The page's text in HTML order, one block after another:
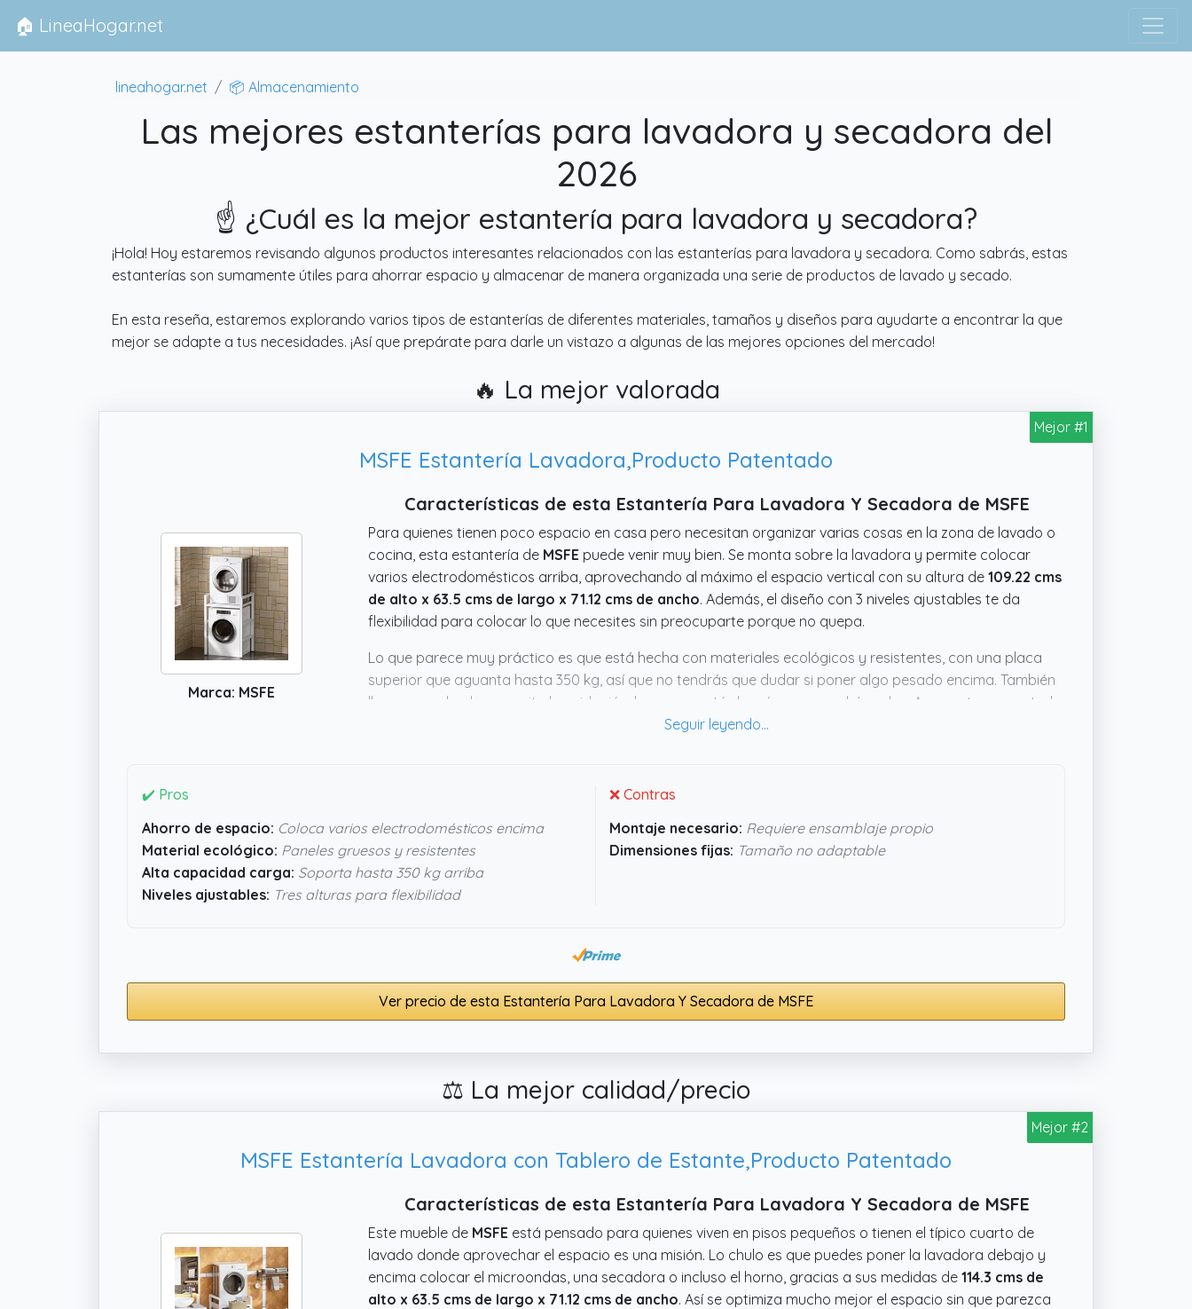
🏠 LineaHogar.net
lineahogar.net 📦 Almacenamiento
Las mejores estanterías para lavadora y secadora del
2026
☝️ ¿Cuál es la mejor estantería para lavadora y secadora?
¡Hola! Hoy estaremos revisando algunos productos interesantes relacionados con las estanterías para lavadora y secadora. Como sabrás, estas
estanterías son sumamente útiles para ahorrar espacio y almacenar de manera organizada una serie de productos de lavado y secado.
En esta reseña, estaremos explorando varios tipos de estanterías de diferentes materiales, tamaños y diseños para ayudarte a encontrar la que
mejor se adapte a tus necesidades. ¡Así que prepárate para darle un vistazo a algunas de las mejores opciones del mercado!
🔥 La mejor valorada
Mejor #1
MSFE Estantería Lavadora,Producto Patentado
Marca: MSFE
Características de esta Estantería Para Lavadora Y Secadora de MSFE
Para quienes tienen poco espacio en casa pero necesitan organizar varias cosas en la zona de lavado o
cocina, esta estantería de MSFE puede venir muy bien. Se monta sobre la lavadora y permite colocar
varios electrodomésticos arriba, aprovechando al máximo el espacio vertical con su altura de 109.22 cms
de alto x 63.5 cms de largo x 71.12 cms de ancho. Además, el diseño con 3 niveles ajustables te da
flexibilidad para colocar lo que necesites sin preocuparte porque no quepa.
Lo que parece muy práctico es que está hecha con materiales ecológicos y resistentes, con una placa
superior que aguanta hasta 350 kg, así que no tendrás que dudar si poner algo pesado encima. También
lleva un acabado que evita la oxidación, lo que no está de más en zonas húmedas. Aunque toca montarla
uno mismo, las instrucciones parecen claras. Estoy convencido de que es una solución real para ganar
✔️ Pros
Ahorro de espacio: Coloca varios electrodomésticos encima
Material ecológico: Paneles gruesos y resistentes
Alta capacidad carga: Soporta hasta 350 kg arriba
Niveles ajustables: Tres alturas para flexibilidad
❌ Contras
Montaje necesario: Requiere ensamblaje propio
Dimensiones fijas: Tamaño no adaptable
Ver precio de esta Estantería Para Lavadora Y Secadora de MSFE
⚖️ La mejor calidad/precio
Mejor #2
MSFE Estantería Lavadora con Tablero de Estante,Producto Patentado
Características de esta Estantería Para Lavadora Y Secadora de MSFE
Este mueble de MSFE está pensado para quienes viven en pisos pequeños o tienen el típico cuarto de
lavado donde aprovechar el espacio es una misión. Lo chulo es que puedes poner la lavadora debajo y
encima colocar el microondas, una secadora o incluso el horno, gracias a sus medidas de 114.3 cms de
alto x 63.5 cms de largo x 71.12 cms de ancho. Así se optimiza mucho mejor el espacio sin que parezca